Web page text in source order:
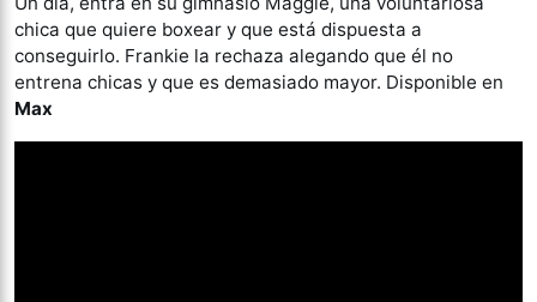
chica que quiere boxear y que está dispuesta a
conseguirlo. Frankie la rechaza alegando que él no
entrena chicas y que es demasiado mayor. Disponible en
Max